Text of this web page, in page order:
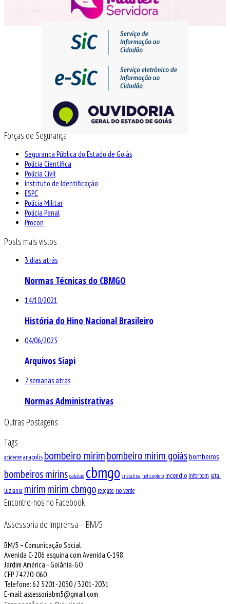
Forças de Segurança
Segurança Pública do Estado de Goiás
Polícia Científica
Polícia Civil
Instituto de Identificação
ESPC
Polícia Militar
Polícia Penal
Procon
Posts mais vistos
3 dias atrás
Normas Técnicas do CBMGO
14/10/2021
História do Hino Nacional Brasileiro
04/06/2025
Arquivos Siapi
2 semanas atrás
Normas Administrativas
Outras Postagens
Tags
acidente anapolis bombeiro mirimbombeiro mirim goiásbombeiros
bombeiros mirins catalão cbmgo cristalina helicoptero incendio Inforbom jatai
luziania mirimmirim cbmgo resgate rio verde
Encontre-nos no Facebook
Assessoria de Imprensa – BM/5
BM/5 – Comunicação Social
Avenida C-206 esquina com Avenida C-198,
Jardim América - Goiânia-GO
CEP 74270-060
Telefone: 62 3201-2030 / 3201-2031
E-mail: assessoriabm5@gmail.com